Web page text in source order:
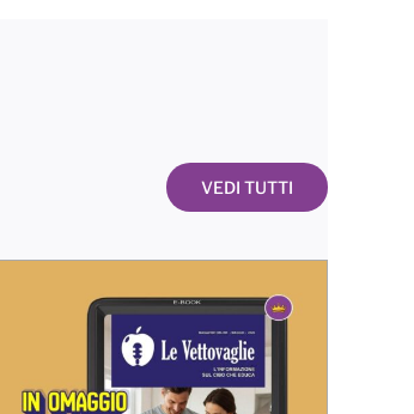
VEDI TUTTI